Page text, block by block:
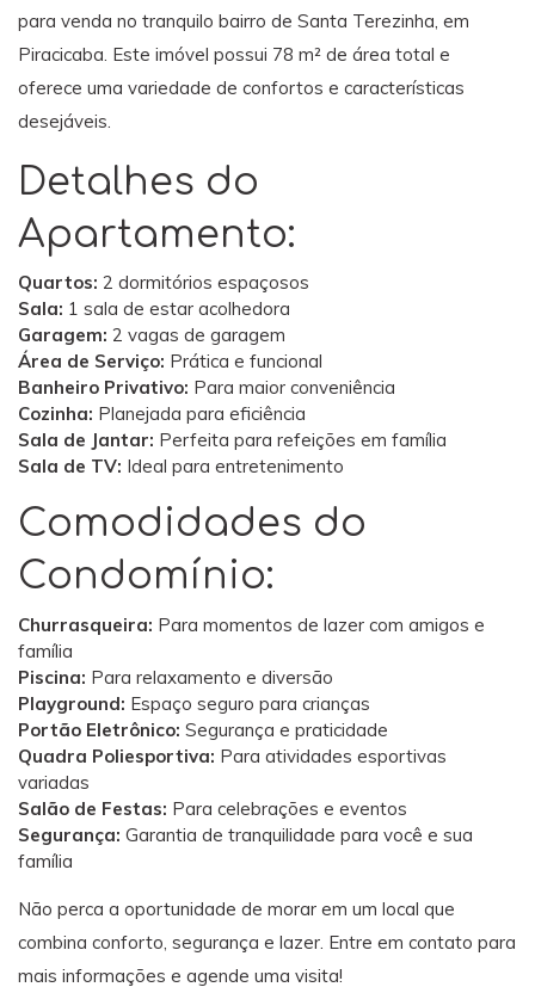
para venda no tranquilo bairro de Santa Terezinha, em
Piracicaba. Este imóvel possui 78 m² de área total e
oferece uma variedade de confortos e características
desejáveis.
Detalhes do
Apartamento:
Quartos: 2 dormitórios espaçosos
Sala: 1 sala de estar acolhedora
Garagem: 2 vagas de garagem
Área de Serviço: Prática e funcional
Banheiro Privativo: Para maior conveniência
Cozinha: Planejada para eficiência
Sala de Jantar: Perfeita para refeições em família
Sala de TV: Ideal para entretenimento
Comodidades do
Condomínio:
Churrasqueira: Para momentos de lazer com amigos e
família
Piscina: Para relaxamento e diversão
Playground: Espaço seguro para crianças
Portão Eletrônico: Segurança e praticidade
Quadra Poliesportiva: Para atividades esportivas
variadas
Salão de Festas: Para celebrações e eventos
Segurança: Garantia de tranquilidade para você e sua
família
Não perca a oportunidade de morar em um local que
combina conforto, segurança e lazer. Entre em contato para
mais informações e agende uma visita!